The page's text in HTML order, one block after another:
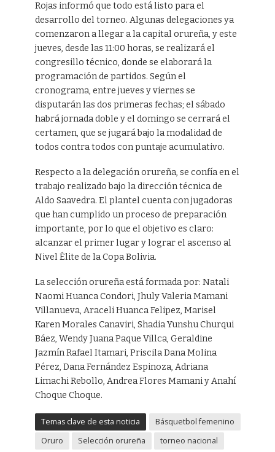
Rojas informó que todo está listo para el
desarrollo del torneo. Algunas delegaciones ya
comenzaron a llegar a la capital orureña, y este
jueves, desde las 11:00 horas, se realizará el
congresillo técnico, donde se elaborará la
programación de partidos. Según el
cronograma, entre jueves y viernes se
disputarán las dos primeras fechas; el sábado
habrá jornada doble y el domingo se cerrará el
certamen, que se jugará bajo la modalidad de
todos contra todos con puntaje acumulativo.
Respecto a la delegación orureña, se confía en el
trabajo realizado bajo la dirección técnica de
Aldo Saavedra. El plantel cuenta con jugadoras
que han cumplido un proceso de preparación
importante, por lo que el objetivo es claro:
alcanzar el primer lugar y lograr el ascenso al
Nivel Élite de la Copa Bolivia.
La selección orureña está formada por: Natali
Naomi Huanca Condori, Jhuly Valeria Mamani
Villanueva, Araceli Huanca Felipez, Marisel
Karen Morales Canaviri, Shadia Yunshu Churqui
Báez, Wendy Juana Paque Villca, Geraldine
Jazmín Rafael Itamari, Priscila Dana Molina
Pérez, Dana Fernández Espinoza, Adriana
Limachi Rebollo, Andrea Flores Mamani y Anahí
Choque Choque.
Temas clave de esta noticia
Básquetbol femenino
Oruro
Selección orureña torneo nacional